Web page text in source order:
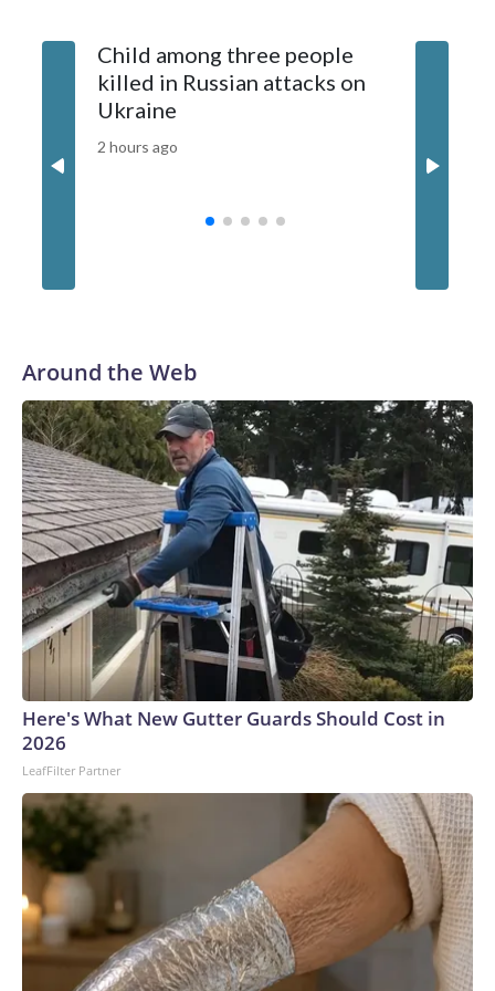
Child among three people
killed in Russian attacks on
Ukraine
2 hours ago
4 hours
Around the Web
Here's What New Gutter Guards Should Cost in
2026
LeafFilter Partner